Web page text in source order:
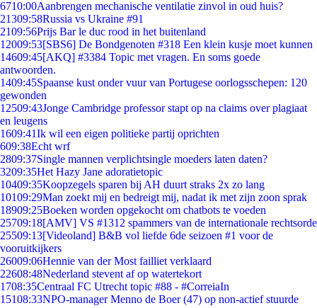
6710:00Aanbrengen mechanische ventilatie zinvol in oud huis?
21309:58Russia vs Ukraine #91
2109:56Prijs Bar le duc rood in het buitenland
12009:53[SBS6] De Bondgenoten #318 Een klein kusje moet kunnen
14609:45[AKQ] #3384 Topic met vragen. En soms goede
antwoorden.
1409:45Spaanse kust onder vuur van Portugese oorlogsschepen: 120
gewonden
12509:43Jonge Cambridge professor stapt op na claims over plagiaat
en leugens
1609:41Ik wil een eigen politieke partij oprichten
609:38Echt wrf
2809:37Single mannen verplichtsingle moeders laten daten?
3209:35Het Hazy Jane adoratietopic
10409:35Koopzegels sparen bij AH duurt straks 2x zo lang
10109:29Man zoekt mij en bedreigt mij, nadat ik met zijn zoon sprak
18909:25Boeken worden opgekocht om chatbots te voeden
25709:18[AMV] VS #1312 spammers van de internationale rechtsorde
25509:13[Videoland] B&B vol liefde 6de seizoen #1 voor de
vooruitkijkers
26009:06Hennie van der Most failliet verklaard
22608:48Nederland stevent af op watertekort
1708:35Centraal FC Utrecht topic #88 - #CorreiaIn
15108:33NPO-manager Menno de Boer (47) op non-actief stuurde